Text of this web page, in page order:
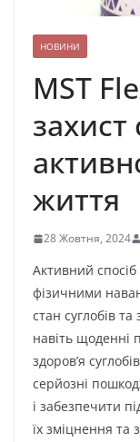
НОВИНИ
MST
захист
життя
28 Жовтня, 2024
Активний
фізичними
стан суглобів
навіть щоденні
здоров’я
серйозні
і забезпечити
їх зміцнення та